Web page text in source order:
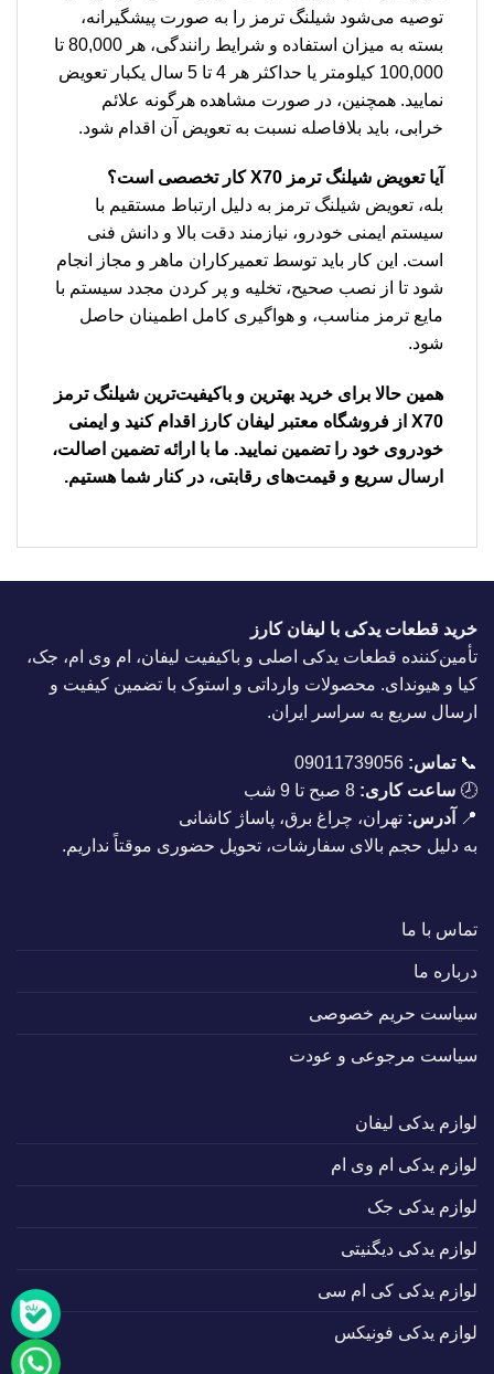
توصیه می‌شود شیلنگ ترمز را به صورت پیشگیرانه،
بسته به میزان استفاده و شرایط رانندگی، هر 80,000 تا
100,000 کیلومتر یا حداکثر هر 4 تا 5 سال یکبار تعویض
نمایید. همچنین، در صورت مشاهده هرگونه علائم
خرابی، باید بلافاصله نسبت به تعویض آن اقدام شود.
آیا تعویض شیلنگ ترمز X70 کار تخصصی است؟
بله، تعویض شیلنگ ترمز به دلیل ارتباط مستقیم با
سیستم ایمنی خودرو، نیازمند دقت بالا و دانش فنی
است. این کار باید توسط تعمیرکاران ماهر و مجاز انجام
شود تا از نصب صحیح، تخلیه و پر کردن مجدد سیستم با
مایع ترمز مناسب، و هواگیری کامل اطمینان حاصل
شود.
همین حالا برای خرید بهترین و باکیفیت‌ترین شیلنگ ترمز
X70 از فروشگاه معتبر لیفان کارز اقدام کنید و ایمنی
خودروی خود را تضمین نمایید. ما با ارائه تضمین اصالت،
ارسال سریع و قیمت‌های رقابتی، در کنار شما هستیم.
خرید قطعات یدکی با لیفان کارز
تأمین‌کننده قطعات یدکی اصلی و باکیفیت لیفان، ام وی ام، جک،
کیا و هیوندای. محصولات وارداتی و استوک با تضمین کیفیت و
ارسال سریع به سراسر ایران.
📞تماس: 09011739056
🕗 ساعت کاری:
📍
آدرس: تهران، چراغ برق، پاساژ کاشانی
به دلیل حجم بالای سفارشات، تحویل حضوری موقتاً نداریم.
تماس با ما
درباره ما
سیاست حریم خصوصی
سیاست مرجوعی و عودت
لوازم یدکی لیفان
لوازم یدکی ام وی ام
لوازم یدکی جک
لوازم یدکی دیگنیتی
لوازم یدکی کی ام سی
لوازم یدکی فونیکس